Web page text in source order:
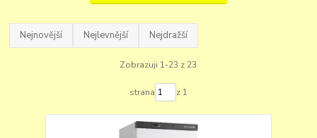
Nejnovější Nejlevnější Nejdražší
Zobrazuji 1-23 z 23
strana z 1